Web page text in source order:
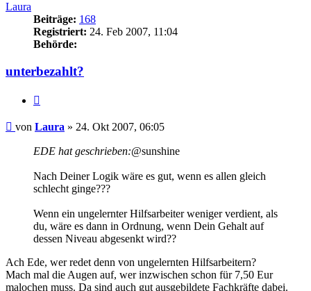
Laura
Beiträge: 168
Registriert: 24. Feb 2007, 11:04
Behörde:
unterbezahlt?
Beitrag
von Laura » 24. Okt 2007, 06:05
EDE hat geschrieben:@sunshine
Nach Deiner Logik wäre es gut, wenn es allen gleich
schlecht ginge???
Wenn ein ungelernter Hilfsarbeiter weniger verdient, als
du, wäre es dann in Ordnung, wenn Dein Gehalt auf
dessen Niveau abgesenkt wird??
Ach Ede, wer redet denn von ungelernten Hilfsarbeitern?
Mach mal die Augen auf, wer inzwischen schon für 7,50 Eur
malochen muss. Da sind auch gut ausgebildete Fachkräfte dabei.